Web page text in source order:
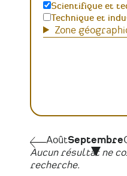
Pagination
AoûtAoûtSeptembre
Aucun résultat ne
recherche.
Scientifique et
Technique et
Zone